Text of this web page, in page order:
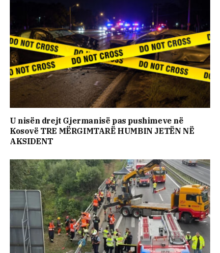
U nisën drejt Gjermanisë pas pushimeve në
Kosovë TRE MËRGIMTARË HUMBIN JETËN NË
AKSIDENT